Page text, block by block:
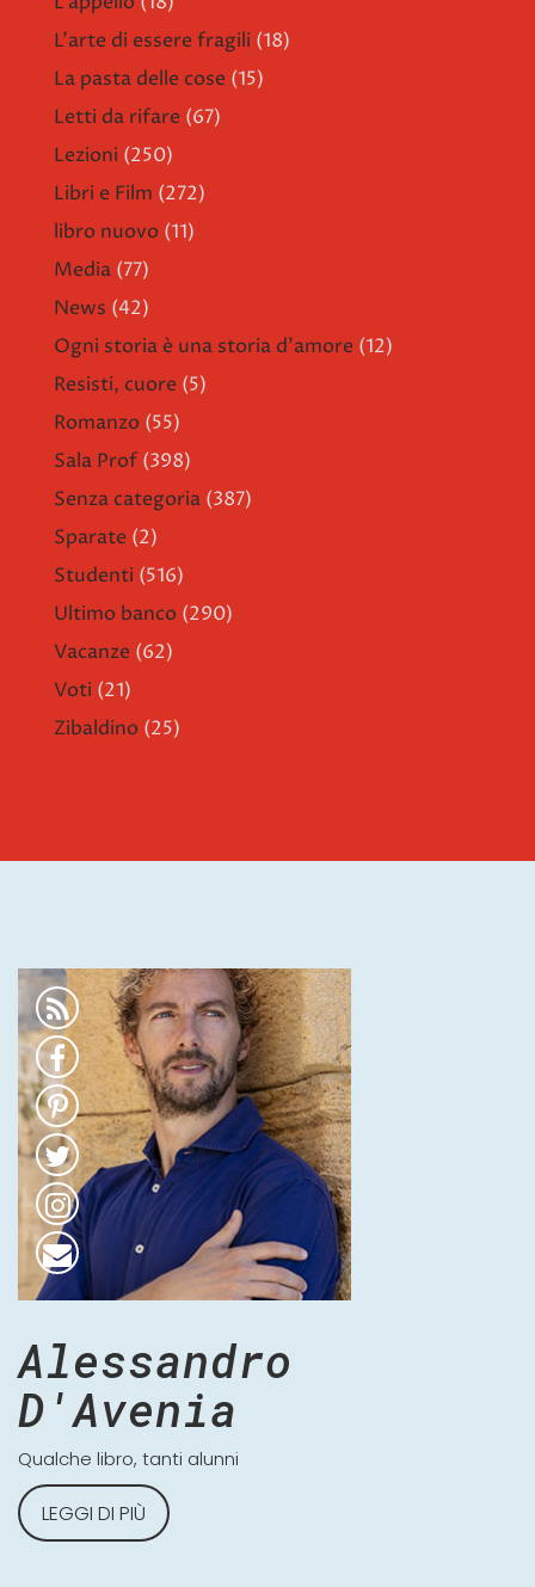
L'arte di essere fragili (18)
La pasta delle cose (15)
Letti da rifare (67)
Lezioni (250)
Libri e Film (272)
libro nuovo (11)
Media (77)
News (42)
Ogni storia è una storia d'amore (12)
Resisti, cuore (5)
Romanzo (55)
Sala Prof (398)
Senza categoria (387)
Sparate (2)
Studenti (516)
Ultimo banco (290)
Vacanze (62)
Voti (21)
Zibaldino (25)
Alessandro
D'Avenia
Qualche libro, tanti alunni
LEGGI DI PIÙ